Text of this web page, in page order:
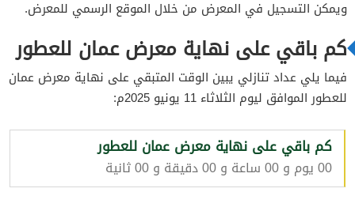
ويمكن التسجيل في المعرض من خلال الموقع الرسمي للمعرض.
كم باقي على نهاية معرض عمان للعطور
فيما يلي عداد تنازلي يبين الوقت المتبقي على نهاية معرض عمان
للعطور الموافق ليوم الثلاثاء 11 يونيو 2025م:
كم باقي على نهاية معرض عمان للعطور
00 يوم و 00 ساعة و 00 دقيقة و 00 ثانية